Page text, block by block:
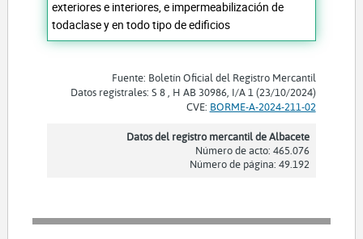
exteriores e interiores, e impermeabilización de
todaclase y en todo tipo de edificios
Fuente: Boletín Oficial del Registro Mercantil
Datos registrales: S 8 , H AB 30986, I/A 1 (23/10/2024)
CVE: BORME-A-2024-211-02
Datos del registro mercantil de Albacete
Número de acto: 465.076
Número de página: 49.192